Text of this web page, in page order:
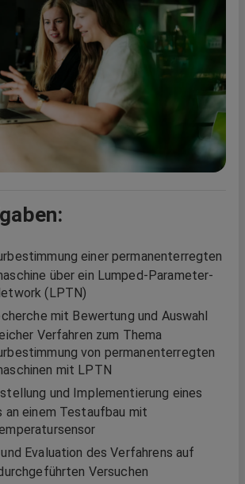
einer permanenterregten
über ein Lumped-Parameter-
(LPTN)
mit Bewertung und Auswahl
Verfahren zum Thema
von permanenterregten
mit LPTN
und Implementierung eines
an einem Testaufbau mit
Evaluation des Verfahrens auf
Versuchen